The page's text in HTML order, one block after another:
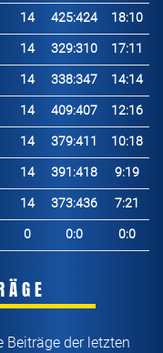
14 425:424
18:10
14 329:310
17:11
14 338:347
14:14
14 409:407
12:16
14 379:411
10:18
14 391:418
9:19
14 373:436
7:21
0 0:0 0:0
Beiträge der letzten